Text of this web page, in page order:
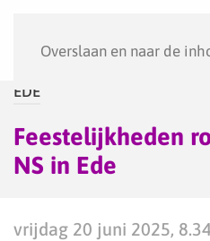
Overslaan en naar de
EDE
Feestelijkheden
NS in Ede
vrijdag 20 juni 2025, 8.34